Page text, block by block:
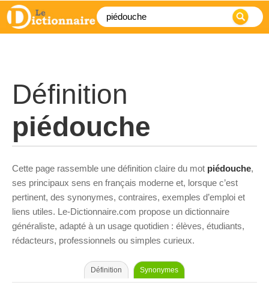
Définition
piédouche
Cette page rassemble une définition claire du mot piédouche,
ses principaux sens en français moderne et, lorsque c’est
pertinent, des synonymes, contraires, exemples d’emploi et
liens utiles. Le-Dictionnaire.com propose un dictionnaire
généraliste, adapté à un usage quotidien : élèves, étudiants,
rédacteurs, professionnels ou simples curieux.
Définition Synonymes